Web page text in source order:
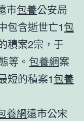
市包養公安局
包含逝世亡1包
積案2宗，于
等。 包養網案
短的積案1包養
養網遠市公宋